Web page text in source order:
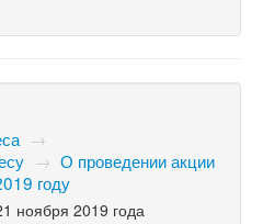
→
→ О проведении акции
году
ноября 2019 года